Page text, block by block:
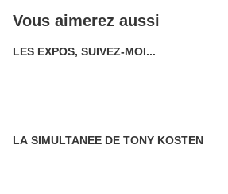
Vous aimerez aussi
LES EXPOS, SUIVEZ-MOI...
LA SIMULTANEE DE TONY KOSTEN